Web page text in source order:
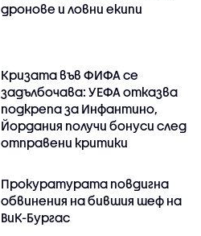
дронове и ловни екипи
Кризата във ФИФА се
задълбочава: УЕФА отказва
подкрепа за Инфантино,
Йордания получи бонуси след
отправени критики
Прокуратурата повдигна
обвинения на бившия шеф на
ВиК-Бургас